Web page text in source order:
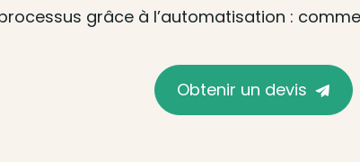
grâce à l’automatisation :
Obtenir un devis